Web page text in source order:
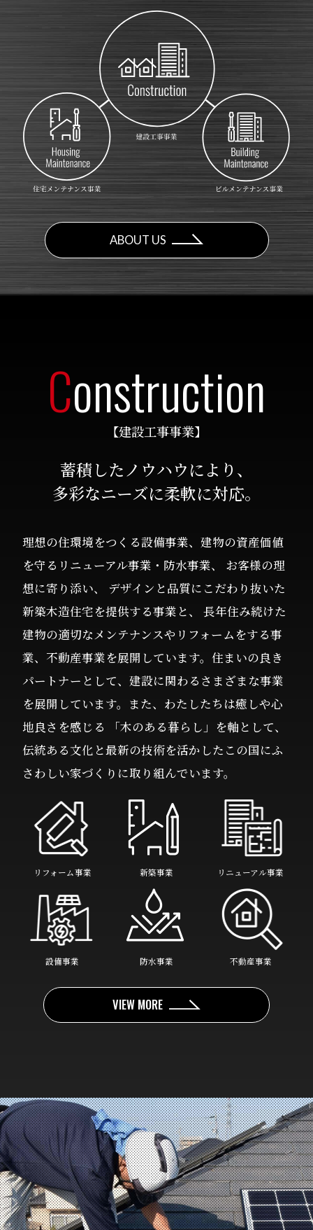
ABOUT US
Construction
【建設工事事業】
蓄積したノウハウにより、
多彩なニーズに柔軟に対応。
理想の住環境をつくる設備事業、建物の資産価値
を守るリニューアル事業・防水事業、 お客様の理
想に寄り添い、 デザインと品質にこだわり抜いた
新築木造住宅を提供する事業と、 長年住み続けた
建物の適切なメンテナンスやリフォームをする事
業、不動産事業を展開しています。住まいの良き
パートナーとして、建設に関わるさまざまな事業
を展開しています。また、わたしたちは癒しや心
地良さを感じる 「木のある暮らし」を軸として、
伝統ある文化と最新の技術を活かしたこの国にふ
さわしい家づくりに取り組んでいます。
リフォーム事業 新築事業 リニューアル事業
設備事業 防水事業 不動産事業
VIEW MORE